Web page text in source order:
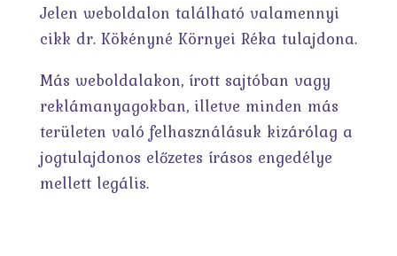
Jelen weboldalon található valamennyi
cikk dr. Kökényné Környei Réka tulajdona.
Más weboldalakon, írott sajtóban vagy
reklámanyagokban, illetve minden más
területen való felhasználásuk kizárólag a
jogtulajdonos előzetes írásos engedélye
mellett legális.